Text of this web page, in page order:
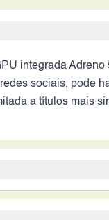
integrada
sociais, pode
a títulos mais